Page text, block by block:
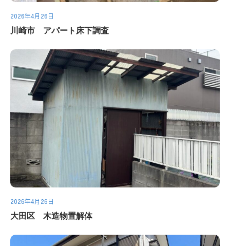
川崎市 アパート床下調査
2026年4月26日
大田区 木造物置解体
2026年4月26日